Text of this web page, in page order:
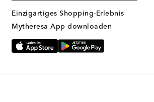
Einzigartiges Shopping-Erlebnis
Mytheresa App downloaden